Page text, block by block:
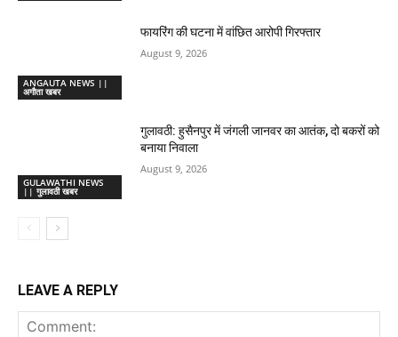
ANGAUTA NEWS ||
अगौता खबर
फायरिंग की घटना में वांछित आरोपी गिरफ्तार
August 9, 2026
GULAWATHI NEWS
|| गुलावठी खबर
गुलावठी: हुसैनपुर में जंगली जानवर का आतंक, दो बकरों को
बनाया निवाला
August 9, 2026
LEAVE A REPLY